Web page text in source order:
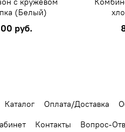
(Белый)
руб.
Каталог Оплата/Доставка
Контакты Вопрос-